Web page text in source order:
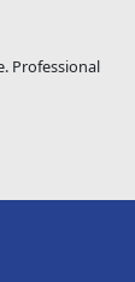
Professional